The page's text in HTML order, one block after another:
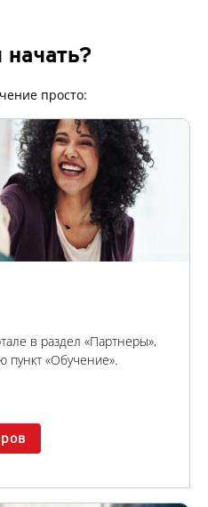
начать?
просто:
в раздел «Партнеры»,
пункт «Обучение».